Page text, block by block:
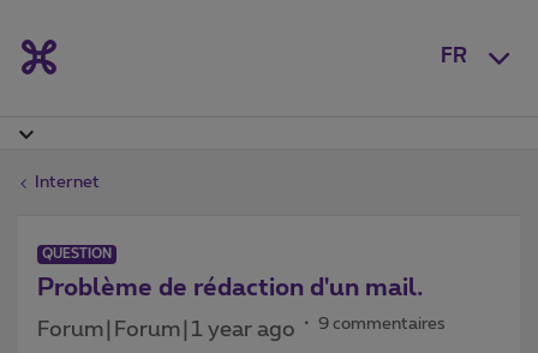
FR
Internet
QUESTION
Problème de rédaction d'un mail.
Forum|Forum|1 year ago 9 commentaires